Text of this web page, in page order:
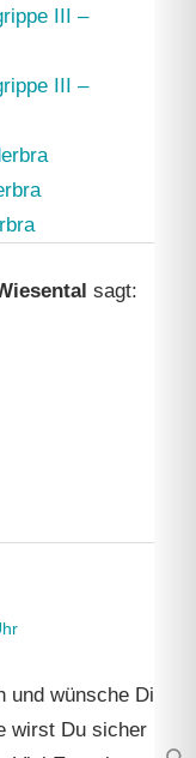
III –
III –
sagt:
wünsche Dir
wirst Du sicher